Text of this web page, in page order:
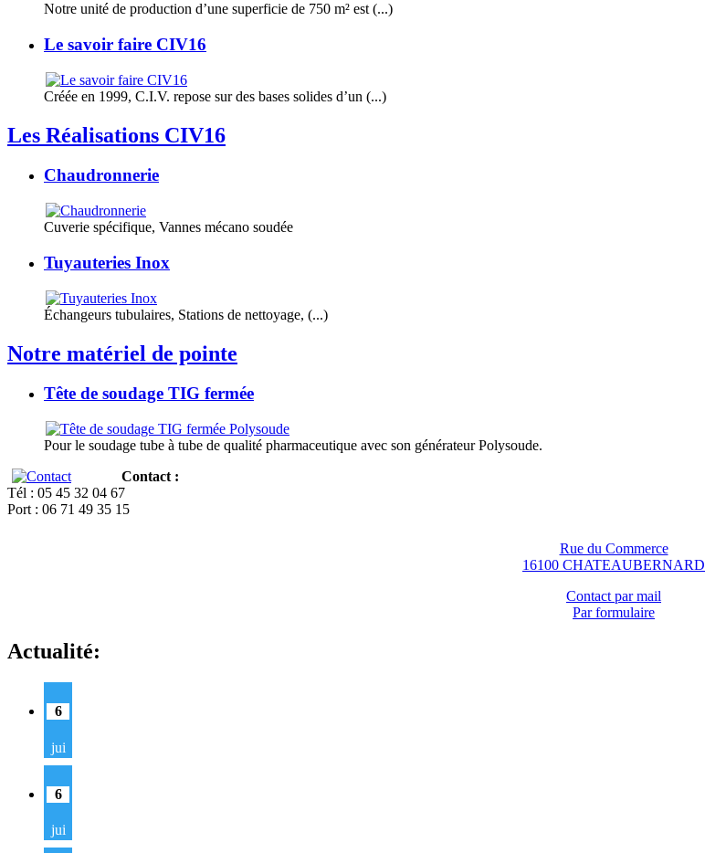
Notre unité de production d’une superficie de 750 m² est (...)
Le savoir faire CIV16
Créée en 1999, C.I.V. repose sur des bases solides d’un (...)
Les Réalisations CIV16
Chaudronnerie
Cuverie spécifique, Vannes mécano soudée
Tuyauteries Inox
Échangeurs tubulaires, Stations de nettoyage, (...)
Notre matériel de pointe
Tête de soudage TIG fermée
Pour le soudage tube à tube de qualité pharmaceutique avec son générateur Polysoude.
Contact :
Tél : 05 45 32 04 67
Port : 06 71 49 35 15
Rue du Commerce
16100 CHATEAUBERNARD
Contact par mail
Par formulaire
Actualité:
6
jui
6
jui